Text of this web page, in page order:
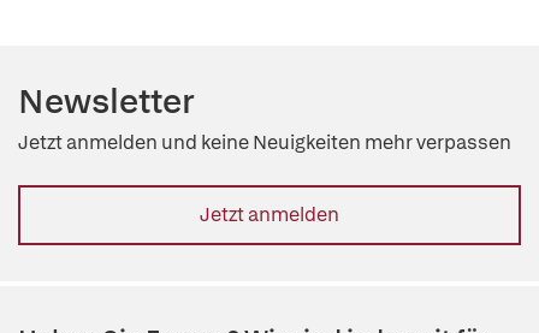
Newsletter
Jetzt anmelden und keine Neuigkeiten mehr verpassen
Jetzt anmelden